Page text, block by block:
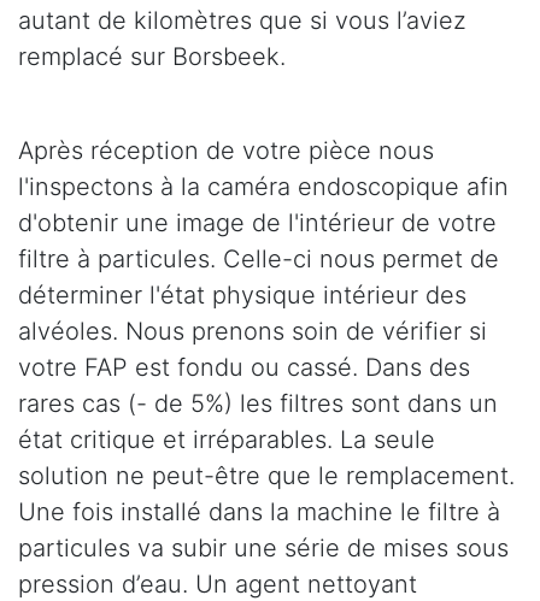
autant de kilomètres que si vous l’aviez
remplacé sur Borsbeek.
Après réception de votre pièce nous
l'inspectons à la caméra endoscopique afin
d'obtenir une image de l'intérieur de votre
filtre à particules. Celle-ci nous permet de
déterminer l'état physique intérieur des
alvéoles. Nous prenons soin de vérifier si
votre FAP est fondu ou cassé. Dans des
rares cas (- de 5%) les filtres sont dans un
état critique et irréparables. La seule
solution ne peut-être que le remplacement.
Une fois installé dans la machine le filtre à
particules va subir une série de mises sous
pression d’eau. Un agent nettoyant